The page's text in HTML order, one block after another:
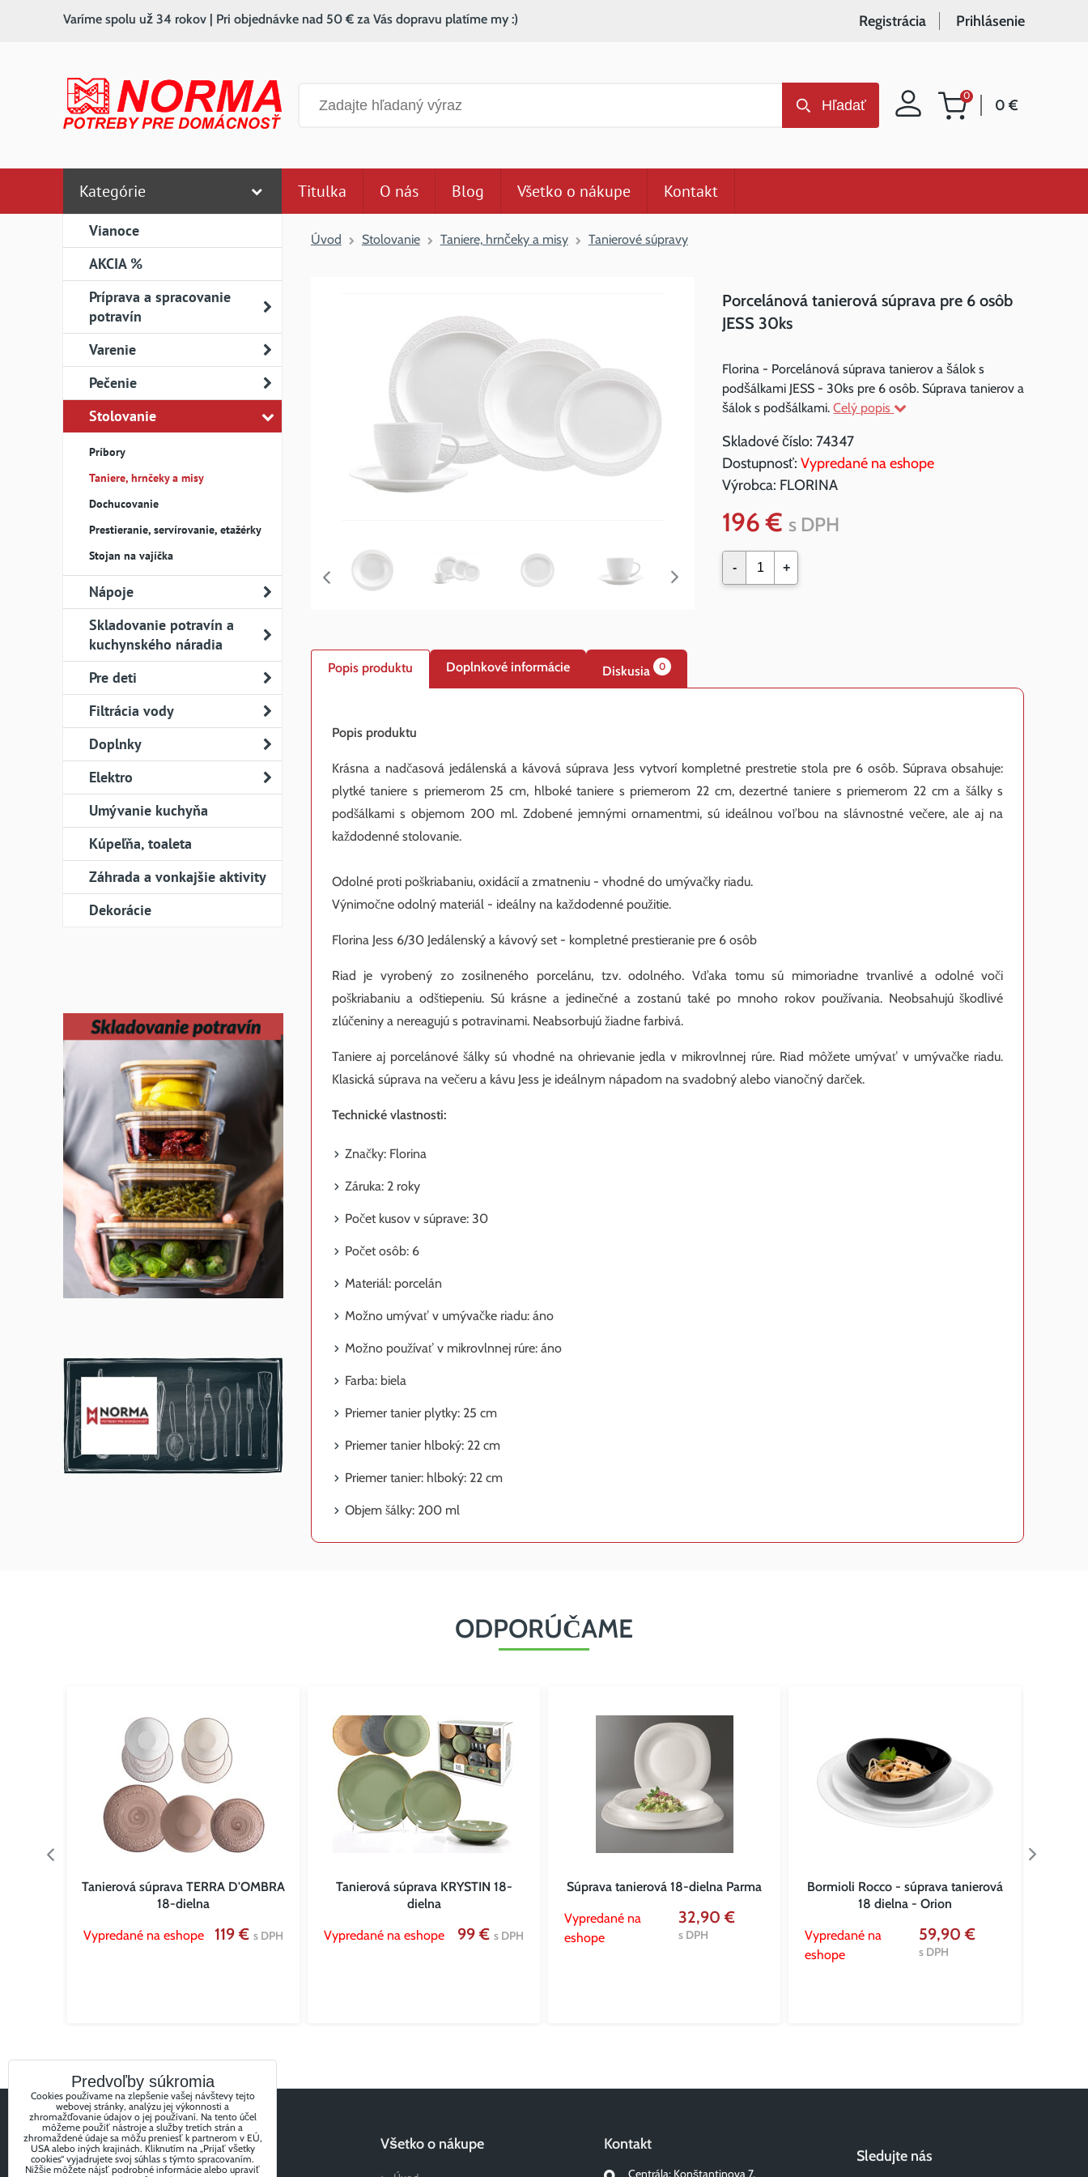
Nákupný
0
0 €
Hľadať
Varíme spolu už 34 rokov | Pri objednávke nad 50 € za Vás dopravu platíme my :) Registrácia Prihlásenie
Kategórie
Vianoce
AKCIA %
Príprava a spracovanie
potravín
Varenie
Pečenie
Stolovanie
Príbory
Taniere, hrnčeky a misy
Dochucovanie
Prestieranie, servírovanie, etažérky
Stojan na vajíčka
Nápoje
Skladovanie potravín a
kuchynského náradia
Pre deti
Filtrácia vody
Doplnky
Elektro
Umývanie kuchyňa
Kúpeľňa, toaleta
Záhrada a vonkajšie aktivity
Dekorácie
Titulka O nás Blog Všetko o nákupe Kontakt
Úvod Stolovanie Taniere, hrnčeky a misy Tanierové súpravy
Porcelánová tanierová súprava pre 6 osôb
JESS 30ks
Florina - Porcelánová súprava tanierov a šálok s
podšálkami JESS - 30ks pre 6 osôb. Súprava tanierov a
šálok s podšálkami. Celý popis
Skladové číslo:74347
Dostupnosť:Vypredané na eshope
Výrobca: FLORINA
196 € s DPH
- +
Popis produktu Doplnkové informácie Diskusia 0
Popis produktu
Krásna a nadčasová jedálenská a kávová súprava Jess vytvorí kompletné prestretie stola pre 6 osôb. Súprava obsahuje:
plytké taniere s priemerom 25 cm, hlboké taniere s priemerom 22 cm, dezertné taniere s priemerom 22 cm a šálky s
podšálkami s objemom 200 ml. Zdobené jemnými ornamentmi, sú ideálnou voľbou na slávnostné večere, ale aj na
každodenné stolovanie.
Odolné proti poškriabaniu, oxidácií a zmatneniu - vhodné do umývačky riadu.
Výnimočne odolný materiál - ideálny na každodenné použitie.
Florina Jess 6/30 Jedálenský a kávový set - kompletné prestieranie pre 6 osôb
Riad je vyrobený zo zosilneného porcelánu, tzv. odolného. Vďaka tomu sú mimoriadne trvanlivé a odolné voči
poškriabaniu a odštiepeniu. Sú krásne a jedinečné a zostanú také po mnoho rokov používania. Neobsahujú škodlivé
zlúčeniny a nereagujú s potravinami. Neabsorbujú žiadne farbivá.
Taniere aj porcelánové šálky sú vhodné na ohrievanie jedla v mikrovlnnej rúre. Riad môžete umývať v umývačke riadu.
Klasická súprava na večeru a kávu Jess je ideálnym nápadom na svadobný alebo vianočný darček.
Technické vlastnosti:
Značky: Florina
Záruka: 2 roky
Počet kusov v súprave: 30
Počet osôb: 6
Materiál: porcelán
Možno umývať v umývačke riadu: áno
Možno používať v mikrovlnnej rúre: áno
Farba: biela
Priemer tanier plytky: 25 cm
Priemer tanier hlboký: 22 cm
Priemer tanier: hlboký: 22 cm
Objem šálky: 200 ml
ODPORÚČAME
Tanierová súprava TERRA D'OMBRA
18-dielna
Vypredané na eshope 119 €s DPH
Tanierová súprava KRYSTIN 18-
dielna
Vypredané na eshope 99 €s DPH
Súprava tanierová 18-dielna Parma
Vypredané na
eshope
32,90 €
s DPH
Bormioli Rocco - súprava tanierová
18 dielna - Orion
Vypredané na
eshope
59,90 €
s DPH
Všetko o nákupe Kontakt
Centrála: Konštantinova 7,
Sledujte nás
Predvoľby súkromia
Cookies používame na zlepšenie vašej návštevy tejto
webovej stránky, analýzu jej výkonnosti a
zhromažďovanie údajov o jej používaní. Na tento účel
môžeme použiť nástroje a služby tretích strán a
zhromaždené údaje sa môžu preniesť k partnerom v EÚ,
USA alebo iných krajinách. Kliknutím na „Prijať všetky
cookies“ vyjadrujete svoj súhlas s týmto spracovaním.
Nižšie môžete nájsť podrobné informácie alebo upraviť